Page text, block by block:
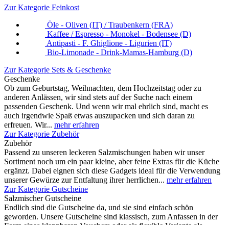
Zur Kategorie Feinkost
Öle - Oliven (IT) / Traubenkern (FRA)
Kaffee / Espresso - Monokel - Bodensee (D)
Antipasti - F. Ghiglione - Ligurien (IT)
Bio-Limonade - Drink-Mamas-Hamburg (D)
Zur Kategorie Sets & Geschenke
Geschenke
Ob zum Geburtstag, Weihnachten, dem Hochzeitstag oder zu
anderen Anlässen, wir sind stets auf der Suche nach einem
passenden Geschenk. Und wenn wir mal ehrlich sind, macht es
auch irgendwie Spaß etwas auszupacken und sich daran zu
erfreuen. Wir... mehr erfahren
Zur Kategorie Zubehör
Zubehör
Passend zu unseren leckeren Salzmischungen haben wir unser
Sortiment noch um ein paar kleine, aber feine Extras für die Küche
ergänzt. Dabei eignen sich diese Gadgets ideal für die Verwendung
unserer Gewürze zur Entfaltung ihrer herrlichen... mehr erfahren
Zur Kategorie Gutscheine
Salzmischer Gutscheine
Endlich sind die Gutscheine da, und sie sind einfach schön
geworden. Unsere Gutscheine sind klassisch, zum Anfassen in der